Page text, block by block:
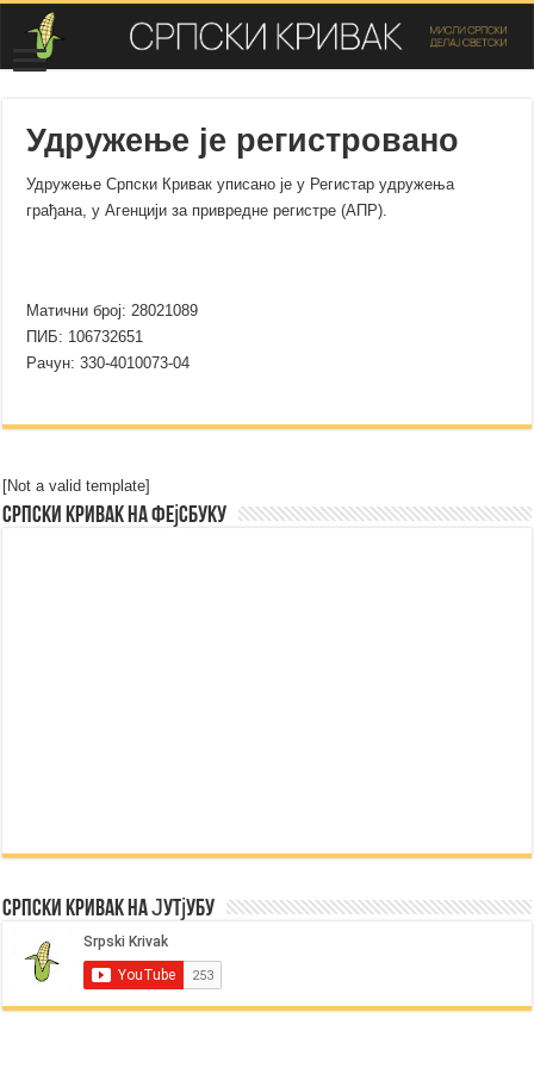
Удружење је регистровано
Удружење Српски Кривак уписано је у Регистар удружења
грађана, у Агенцији за привредне регистре (АПР).
Матични број: 28021089
ПИБ: 106732651
Рачун: 330-4010073-04
[Not a valid template]
Српски Кривак на Фејсбуку
Српски Кривак на Јутјубу